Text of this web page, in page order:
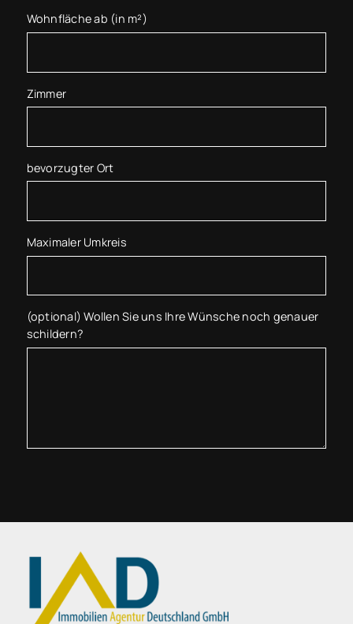
Wohnfläche ab (in m²)
Zimmer
bevorzugter Ort
Maximaler Umkreis
(optional) Wollen Sie uns Ihre Wünsche noch genauer
schildern?